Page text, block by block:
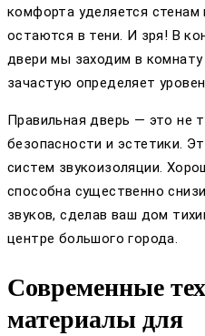
комфорта уделяется
остаются в тени. И зря! В
двери мы заходим в комнату
зачастую определяет
Правильная дверь — это не
безопасности и эстетики.
систем звукоизоляции.
способна существенно
звуков, сделав ваш дом
центре большого города.
Современные
материалы для